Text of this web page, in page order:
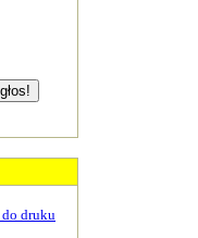
do druku